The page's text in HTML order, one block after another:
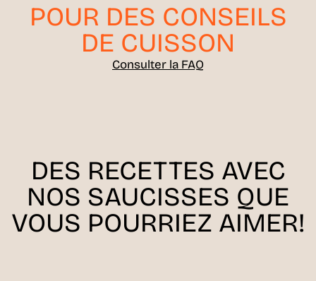
POUR DES CONSEILS
DE CUISSON
Consulter la FAQ
DES RECETTES AVEC
NOS SAUCISSES QUE
VOUS POURRIEZ AIMER!